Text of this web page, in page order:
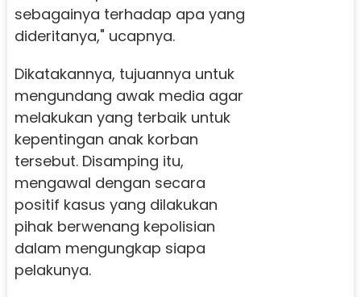
sebagainya terhadap apa yang
dideritanya," ucapnya.
Dikatakannya, tujuannya untuk
mengundang awak media agar
melakukan yang terbaik untuk
kepentingan anak korban
tersebut. Disamping itu,
mengawal dengan secara
positif kasus yang dilakukan
pihak berwenang kepolisian
dalam mengungkap siapa
pelakunya.